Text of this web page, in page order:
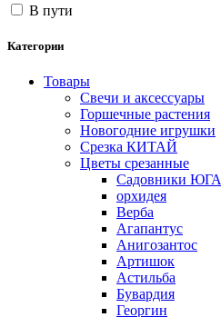
В пути
Категории
Товары
Свечи и аксессуары
Горшечные растения
Новогодние игрушки
Срезка КИТАЙ
Цветы срезанные
Садовники ЮГА
орхидея
Верба
Агапантус
Анигозантос
Артишок
Астильба
Бувардия
Георгин